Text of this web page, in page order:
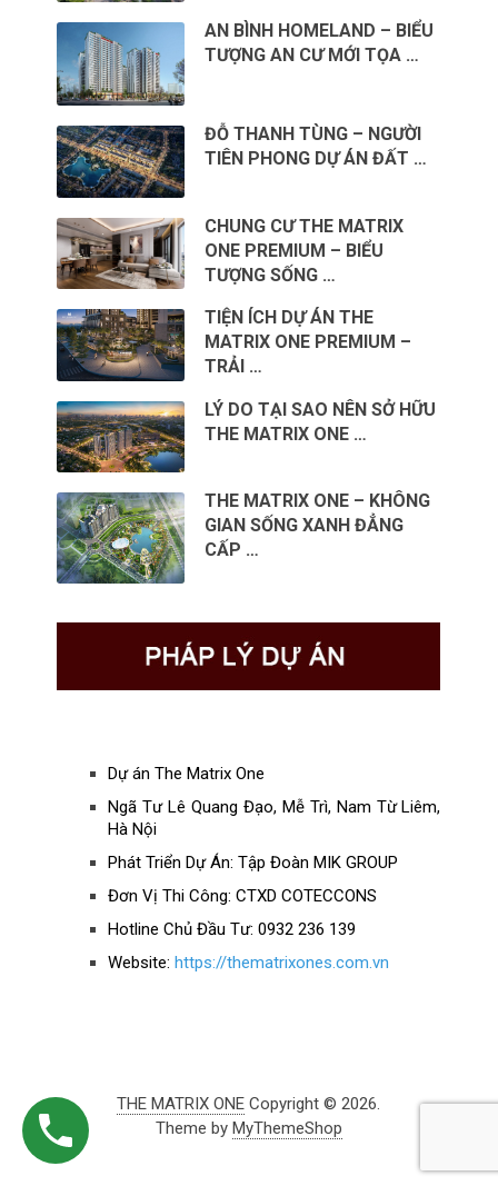
AN BÌNH HOMELAND – BIỂU
TƯỢNG AN CƯ MỚI TỌA …
ĐỖ THANH TÙNG – NGƯỜI
TIÊN PHONG DỰ ÁN ĐẤT …
CHUNG CƯ THE MATRIX
ONE PREMIUM – BIỂU
TƯỢNG SỐNG …
TIỆN ÍCH DỰ ÁN THE
MATRIX ONE PREMIUM –
TRẢI …
LÝ DO TẠI SAO NÊN SỞ HỮU
THE MATRIX ONE …
THE MATRIX ONE – KHÔNG
GIAN SỐNG XANH ĐẲNG
CẤP …
Dự án The Matrix One
Ngã Tư Lê Quang Đạo, Mễ Trì, Nam Từ Liêm,
Hà Nội
Phát Triển Dự Án: Tập Đoàn MIK GROUP
Đơn Vị Thi Công: CTXD COTECCONS
Hotline Chủ Đầu Tư: 0932 236 139
Website: https://thematrixones.com.vn
THE MATRIX ONE Copyright © 2026.
Theme by MyThemeShop